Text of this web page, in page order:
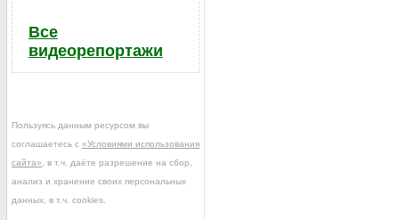
Все
видеорепортажи
Пользуясь данным ресурсом вы
соглашаетесь с «Условиями использования
сайта» , в т.ч. даёте разрешение на сбор,
анализ и хранение своих персональных
данных, в т.ч. cookies.